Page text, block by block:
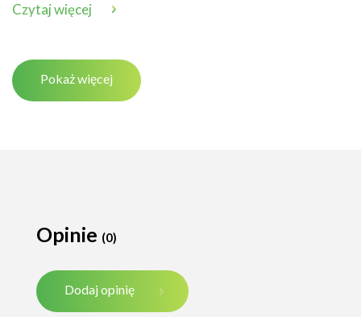
Czytaj więcej
Pokaż więcej
Opinie (0)
Dodaj opinię